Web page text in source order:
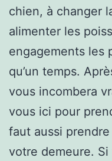
chien, à changer
alimenter les
engagements les
qu’un temps.
vous incombera
vous ici pour
faut aussi
votre demeure.